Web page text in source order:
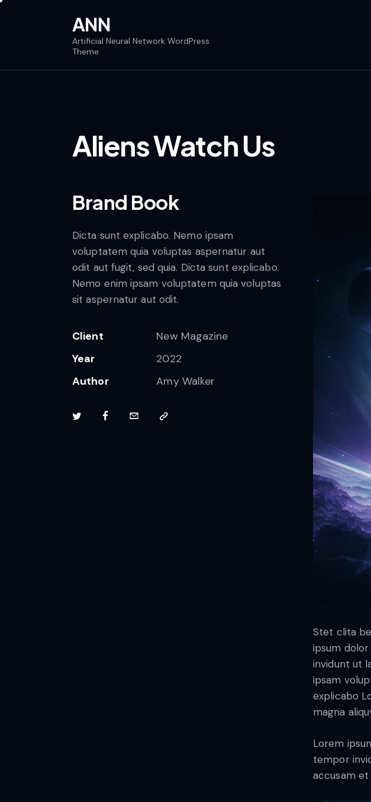
ANN
Artificial Neural Network WordPress
Theme
Aliens Watch Us
Brand Book
Dicta sunt explicabo. Nemo ipsam
voluptatem quia voluptas aspernatur aut
odit aut fugit, sed quia. Dicta sunt explicabo.
Nemo enim ipsam voluptatem quia voluptas
sit aspernatur aut odit.
Client
New Magazine
Year
2022
Author
Amy Walker
Stet clita
ipsum
invidunt ut
ipsam
explicabo
magna
Lorem
tempor
accusam